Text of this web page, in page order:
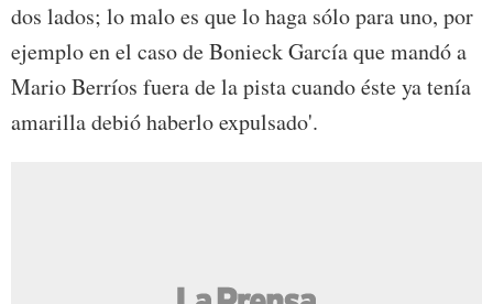
dos lados; lo malo es que lo haga sólo para uno, por
ejemplo en el caso de Bonieck García que mandó a
Mario Berríos fuera de la pista cuando éste ya tenía
amarilla debió haberlo expulsado'.